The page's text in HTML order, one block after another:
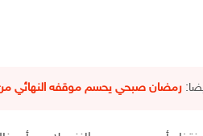
رمضان صبحي يحسم موقفه النهائي من